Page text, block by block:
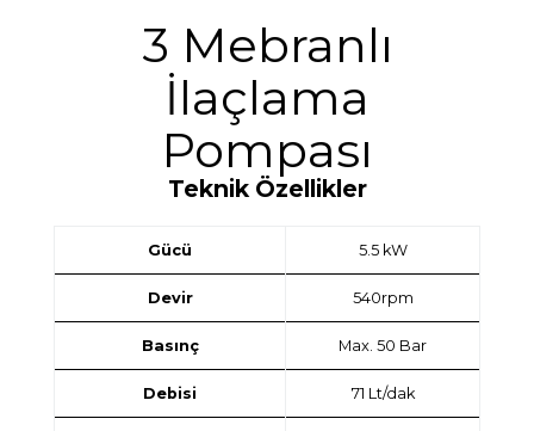
3 Mebranlı
İlaçlama
Pompası
Teknik Özellikler
Gücü 5.5 kW
Devir 540rpm
Basınç Max. 50 Bar
Debisi 71 Lt/dak